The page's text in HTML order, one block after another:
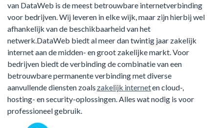
van DataWeb is de meest betrouwbare internetverbinding
voor bedrijven. Wij leveren in elke wijk, maar zijn hierbij wel
afhankelijk van de beschikbaarheid van het
netwerk.DataWeb biedt al meer dan twintig jaar zakelijk
internet aan de midden- en groot zakelijke markt. Voor
bedrijven biedt de verbinding de combinatie van een
betrouwbare permanente verbinding met diverse
aanvullende diensten zoals zakelijk interneten cloud-,
hosting- en security-oplossingen. Alles wat nodig is voor
professioneel gebruik.